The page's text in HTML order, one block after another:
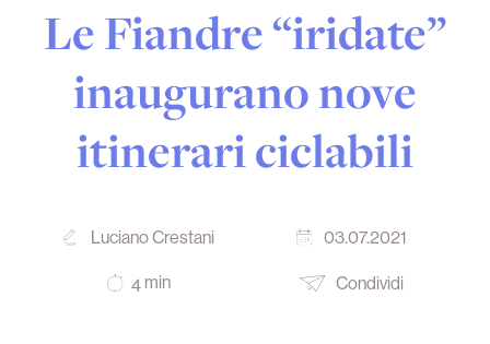
Le Fiandre “iridate”
inaugurano nove
itinerari ciclabili
Luciano Crestani 03.07.2021
4 min Condividi